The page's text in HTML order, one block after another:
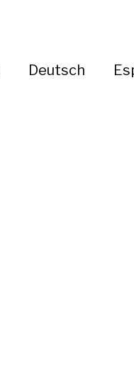
Deutsch